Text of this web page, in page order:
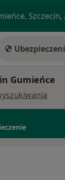
Gumieńce